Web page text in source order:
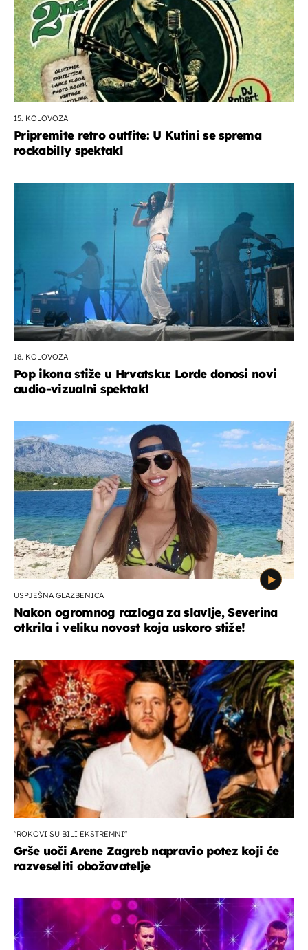
15. KOLOVOZA
Pripremite retro outfite: U Kutini se sprema
rockabilly spektakl
18. KOLOVOZA
Pop ikona stiže u Hrvatsku: Lorde donosi novi
audio-vizualni spektakl
USPJEŠNA GLAZBENICA
Nakon ogromnog razloga za slavlje, Severina
otkrila i veliku novost koja uskoro stiže!
"ROKOVI SU BILI EKSTREMNI"
Grše uoči Arene Zagreb napravio potez koji će
razveseliti obožavatelje